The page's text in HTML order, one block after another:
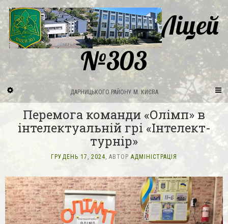
Ліцей
№303
ДАРНИЦЬКОГО РАЙОНУ М. КИЄВА
Перемога команди «Олімп» в
інтелектуальній грі «Інтелект-
турнір»
ГРУДЕНЬ 17, 2024, АВТОРАДМІНІСТРАЦІЯ